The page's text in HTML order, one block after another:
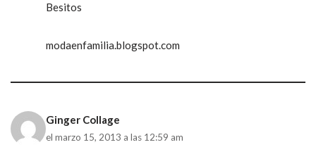
Besitos
modaenfamilia.blogspot.com
Ginger Collage
el marzo 15, 2013 a las 12:59 am